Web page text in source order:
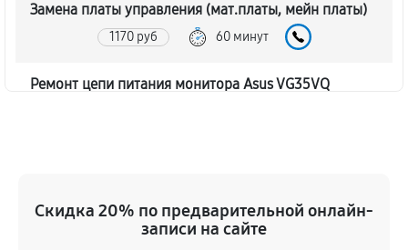
Замена платы управления (мат.платы, мейн платы)
1170 руб 60 минут
Ремонт цепи питания монитора Asus VG35VQ
Замена лампы подсветки
Скидка 20% по предварительной онлайн-
записи на сайте